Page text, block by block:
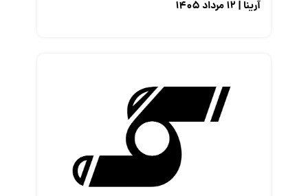
آرینا | ۱۲ مرداد ۱۴۰۵